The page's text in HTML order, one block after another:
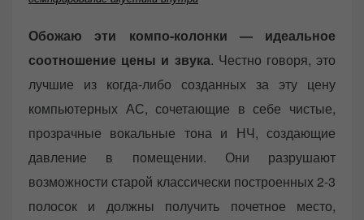
Обожаю эти компо-колонки — идеальное
соотношение цены и звука. Честно говоря, это
лучшие из когда-либо созданных за эту цену
компьютерных АС, сочетающие в себе чистые,
прозрачные вокальные тона и НЧ, создающие
давление в помещении. Они разрушают
возможности старой классически построенных 2-3
полосок и должны получить почетное место,